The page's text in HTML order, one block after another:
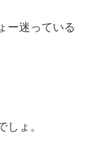
ー迷っている
しょ。